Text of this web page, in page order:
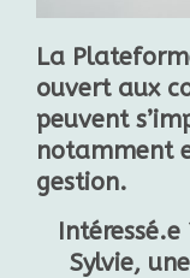
La
ouvert aux
peuvent
notamment
gestion.
Sylvie,